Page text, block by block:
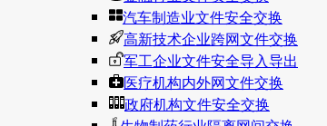
汽车制造业文件安全交换
高新技术企业跨网文件交换
军工企业文件安全导入导出
医疗机构内外网文件交换
政府机构文件安全交换